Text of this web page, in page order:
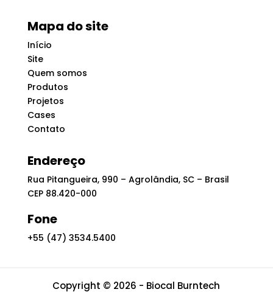
Mapa do site
Início
Site
Quem somos
Produtos
Projetos
Cases
Contato
Endereço
Rua Pitangueira, 990 – Agrolândia, SC – Brasil
CEP 88.420-000
Fone
+55 (47) 3534.5400
Copyright © 2026 - Biocal Burntech